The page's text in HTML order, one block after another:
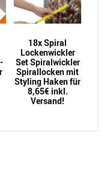
18x Spiral
Lockenwickler
Set Spiralwickler
Spirallocken mit
Styling Haken für
8,65€ inkl.
Versand!